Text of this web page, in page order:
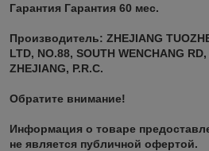
Гарантия Гарантия 60 мес.
Производитель: ZHEJIANG
LTD, NO.88, SOUTH WENCHANG
ZHEJIANG, P.R.C.
Обратите внимание!
Информация о товаре
не является публичной офертой.